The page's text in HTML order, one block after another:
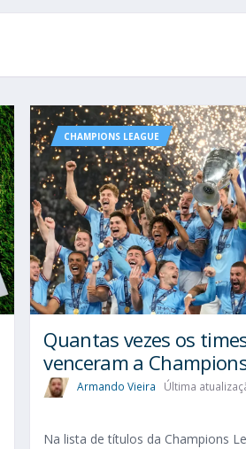
CHAMPIONS LEAGUE
Quantas vezes os
venceram a
Armando Vieira Última
Na lista de títulos da Champions